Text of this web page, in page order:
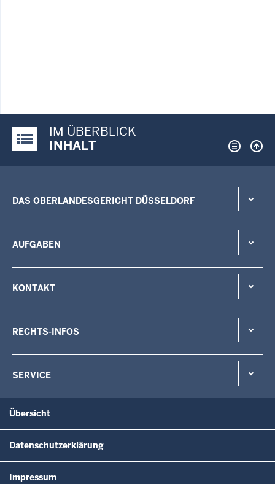
Justiz-Portal im Überblick:
IM ÜBERBLICK
INHALT
DAS OBERLANDESGERICHT DÜSSELDORF
AUFGABEN
KONTAKT
RECHTS-INFOS
SERVICE
Übersicht
Datenschutzerklärung
Impressum